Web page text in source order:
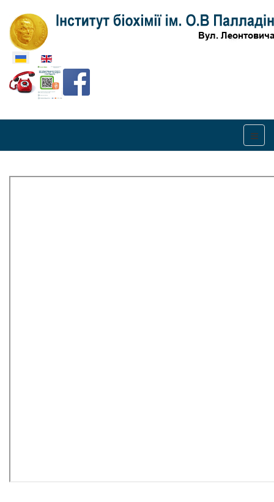
Оберіть свою мову